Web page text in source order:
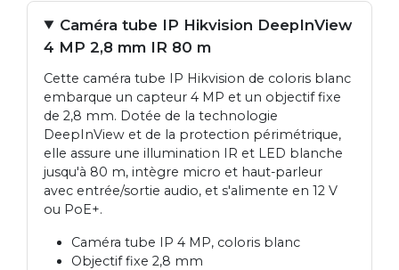
Caméra tube IP Hikvision DeepInView
4 MP 2,8 mm IR 80 m
Cette caméra tube IP Hikvision de coloris blanc
embarque un capteur 4 MP et un objectif fixe
de 2,8 mm. Dotée de la technologie
DeepInView et de la protection périmétrique,
elle assure une illumination IR et LED blanche
jusqu'à 80 m, intègre micro et haut-parleur
avec entrée/sortie audio, et s'alimente en 12 V
ou PoE+.
Caméra tube IP 4 MP, coloris blanc
Objectif fixe 2,8 mm